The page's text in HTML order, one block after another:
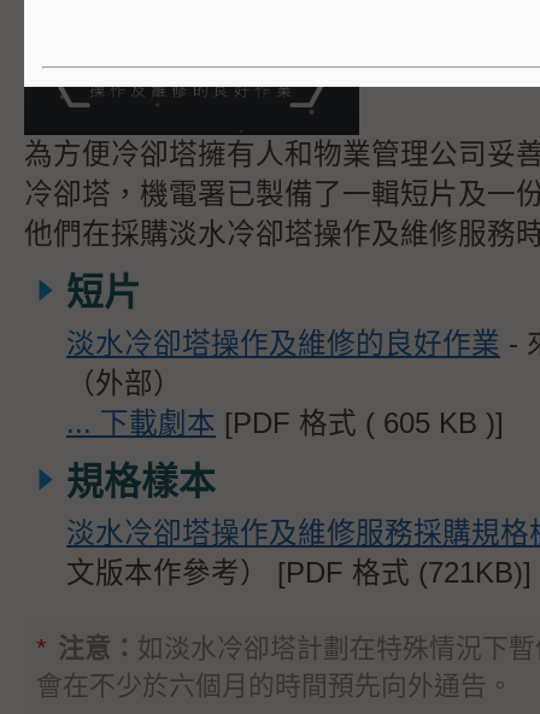
為方便冷卻塔擁有人和物業管理公司妥
冷卻塔，機電署已製備了一輯短片及一
他們在採購淡水冷卻塔操作及維修服務
短片
淡水冷卻塔操作及維修的良好作業 -
（外部）
... 下載劇本 [PDF 格式 ( 605 KB )]
規格樣本
淡水冷卻塔操作及維修服務採購規格
文版本作參考） [PDF 格式 (721KB)]
* 注意： 如淡水冷卻塔計劃在特殊情況下
會在不少於六個月的時間預先向外通告。